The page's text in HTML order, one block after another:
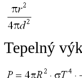
Tepelný